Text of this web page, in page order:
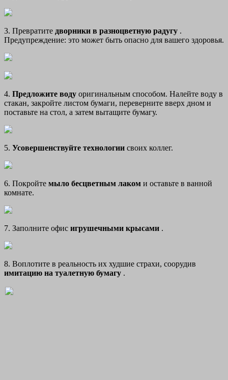
3. Превратите дворники в разноцветную радугу .
Предупреждение: это может быть опасно для вашего здоровья.
4. Предложите воду оригинальным способом. Налейте воду в
стакан, закройте листом бумаги, переверните вверх дном и
поставьте на стол, а затем вытащите бумагу.
5. Усовершенствуйте технологии своих коллег.
6. Покройте мыло бесцветным лаком и оставьте в ванной
комнате.
7. Заполните офис игрушечными крысами .
8. Воплотите в реальность их худшие страхи, соорудив
имитацию на туалетную бумагу .